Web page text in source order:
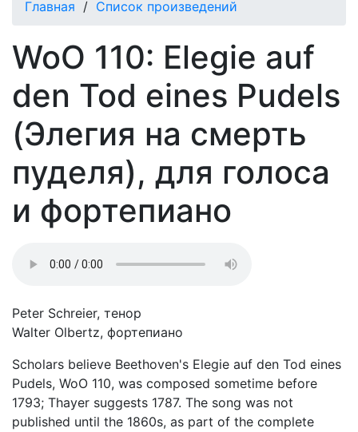
Главная / Список произведений
WoO 110: Elegie auf
den Tod eines Pudels
(Элегия на смерть
пуделя), для голоса
и фортепиано
Peter Schreier, тенор
Walter Olbertz, фортепиано
Scholars believe Beethoven's Elegie auf den Tod eines
Pudels, WoO 110, was composed sometime before
1793; Thayer suggests 1787. The song was not
published until the 1860s, as part of the complete